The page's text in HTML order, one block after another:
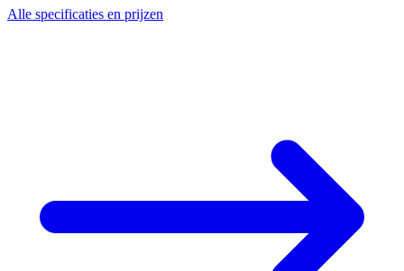
Alle specificaties en prijzen